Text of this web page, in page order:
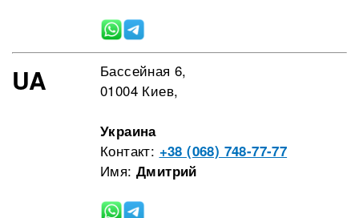
UA
Бассейная 6,
01004 Киев,
Украина
Контакт: +38 (068) 748-77-77
Имя: Дмитрий